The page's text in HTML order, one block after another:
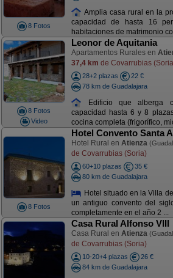
8 Fotos
Amplia casa rural en la
capacidad de hasta 16
habitaciones de matrimonio
8 Fotos
Video
Leonor de Aquitania
Apartamentos Rurales en
37,4 km de Covarrubias
28+2 plazas
22 €
78 km de Guadalajara
Edificio que alberga
capacidad hasta 6 y 8
cocina completa (frigorífico,
8 Fotos
Hotel Convento Santa
Hotel Rural en Atienza
de Covarrubias (Soria)
60+10 plazas
35 €
80 km de Guadalajara
Hotel situado en la Villa
un antiguo convento del
completamente en el año 2 ...
Casa Rural Alfonso VIII
Casa Rural en Atienza
de Covarrubias (Soria)
10-20+4 plazas
26 €
84 km de Guadalajara